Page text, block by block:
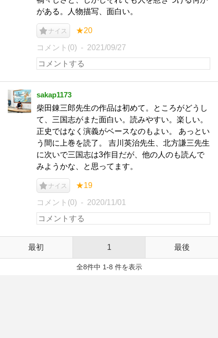
がある。人物描写、面白い。
ナイス ★20
コメント(0) 2021/09/27
sakap1173
柴田錬三郎先生の作品は初めて。ところがどうし
て、三国志がまた面白い。読みやすい。楽しい。
正史ではなく演義がベースなのもよい。 あっとい
う間に上巻を読了。 吉川英治先生、北方謙三先生
に次いで三国志は3作目だが、他の人のも読んで
みようかな、と思ってます。
ナイス ★19
コメント(0) 2020/11/01
最初 1 最後
全8件中 1-8 件を表示